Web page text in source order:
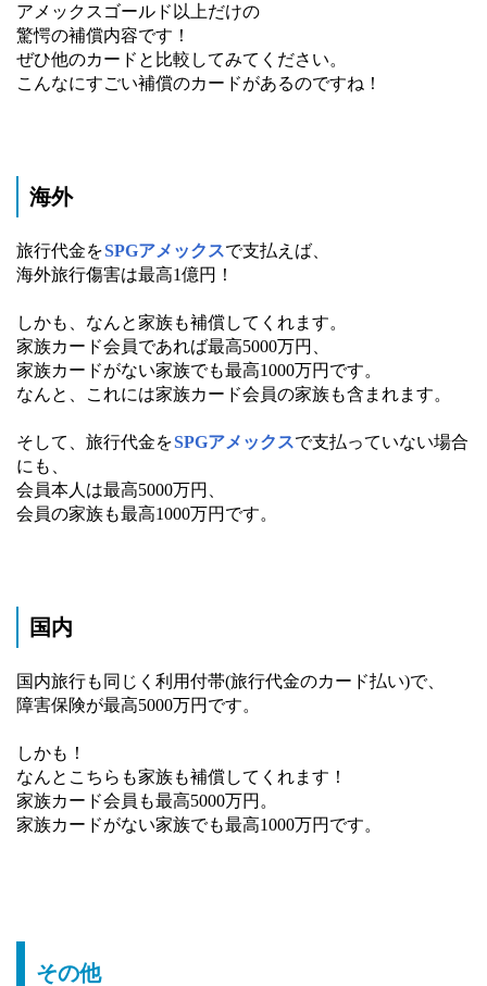
アメックスゴールド以上だけの
驚愕の補償内容です！
ぜひ他のカードと比較してみてください。
こんなにすごい補償のカードがあるのですね！
海外
旅行代金をSPGアメックスで支払えば、
海外旅行傷害は最高1億円！
しかも、なんと家族も補償してくれます。
家族カード会員であれば最高5000万円、
家族カードがない家族でも最高1000万円です。
なんと、これには家族カード会員の家族も含まれます。
そして、旅行代金をSPGアメックスで支払っていない場合
にも、
会員本人は最高5000万円、
会員の家族も最高1000万円です。
国内
国内旅行も同じく利用付帯(旅行代金のカード払い)で、
障害保険が最高5000万円です。
しかも！
なんとこちらも家族も補償してくれます！
家族カード会員も最高5000万円。
家族カードがない家族でも最高1000万円です。
その他